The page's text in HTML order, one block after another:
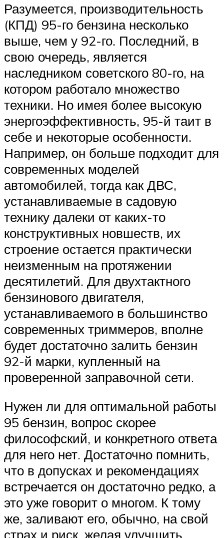
Разумеется, производительность
(КПД) 95-го бензина несколько
выше, чем у 92-го. Последний, в
свою очередь, является
наследником советского 80-го, на
котором работало множество
техники. Но имея более высокую
энергоэффективность, 95-й таит в
себе и некоторые особенности.
Например, он больше подходит для
современных моделей
автомобилей, тогда как ДВС,
устанавливаемые в садовую
технику далеки от каких-то
конструктивных новшеств, их
строение остается практически
неизменным на протяжении
десятилетий. Для двухтактного
бензинового двигателя,
устанавливаемого в большинство
современных триммеров, вполне
будет достаточно залить бензин
92-й марки, купленный на
проверенной заправочной сети.
Нужен ли для оптимальной работы
95 бензин, вопрос скорее
философский, и конкретного ответа
для него нет. Достаточно помнить,
что в допусках и рекомендациях
встречается он достаточно редко, а
это уже говорит о многом. К тому
же, заливают его, обычно, на свой
страх и риск, желая улучшить